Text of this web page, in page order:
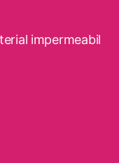
impermeabil